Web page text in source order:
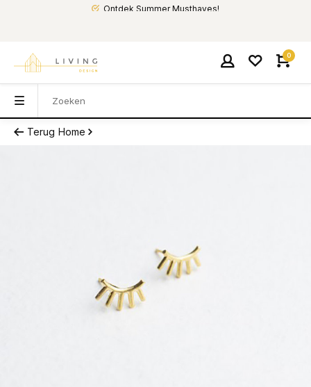
Ontdek Summer Musthaves!
0
Terug Home